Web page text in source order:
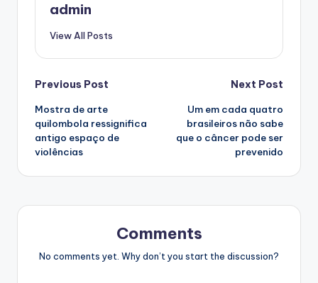
admin
View All Posts
Post
navigation
Previous Post
Mostra de arte
quilombola ressignifica
antigo espaço de
violências
Next Post
Um em cada quatro
brasileiros não sabe
que o câncer pode ser
prevenido
Comments
No comments yet. Why don’t you start the discussion?